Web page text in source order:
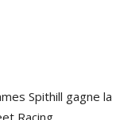
Spithill gagne la
Racing